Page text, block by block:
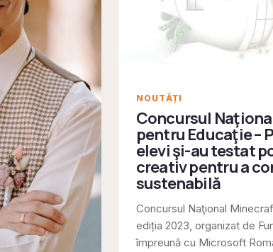
NOUTĂȚI
Concursul
pentru Educaţie –
elevi şi-au testat
creativ pentru a
sustenabilă
Concursul Naţional
ediția 2023, organizat de
împreună cu Microsoft